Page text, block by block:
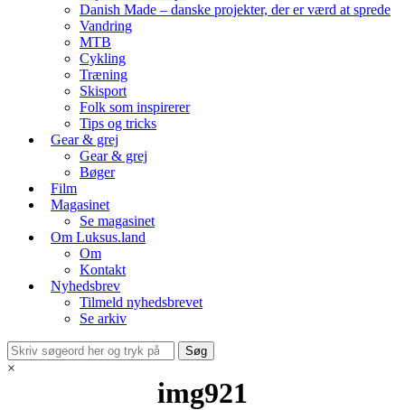
Danish Made – danske projekter, der er værd at sprede
Vandring
MTB
Cykling
Træning
Skisport
Folk som inspirerer
Tips og tricks
Gear & grej
Gear & grej
Bøger
Film
Magasinet
Se magasinet
Om Luksus.land
Om
Kontakt
Nyhedsbrev
Tilmeld nyhedsbrevet
Se arkiv
×
img921